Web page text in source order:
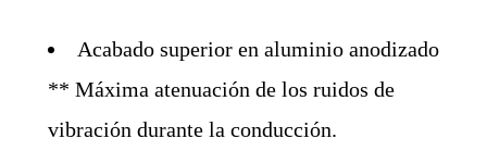
Acabado superior en aluminio anodizado
** Máxima atenuación de los ruidos de
vibración durante la conducción.